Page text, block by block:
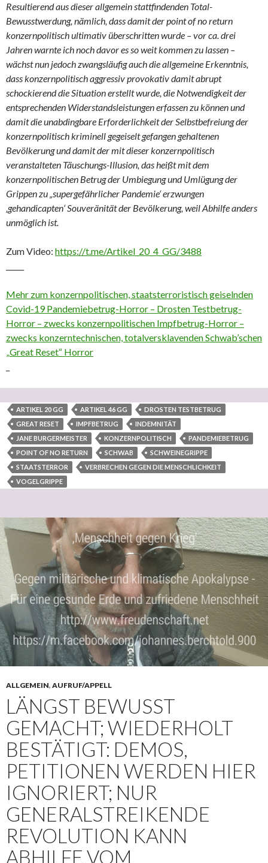
Resultierend aus dieser allgemein stattfindenden Total-
Bewusstwerdung, nämlich, dass damit der point of no return
konzernpolitisch ultimativ überschritten wurde – vor ca. drei
Jahren warnte ich noch davor es so weit kommen zu lassen –
wächst nun jedoch zwangsläufig auch die allgemeine Erkenntnis,
dass konzernpolitisch aggressiv provokativ damit abrupt
schockierend die Situation erstellt wurde, die Notwendigkeit der
entsprechenden Widerstandsleistungen erfassen zu können und
damit die unabdingbare Erforderlichkeit der Selbstbefreiung der
konzernpolitisch kriminell gegeiselt gefangen gehaltenen
Bevölkerung und damit der mit dieser konzernpolitisch
veranstalteten Täuschungs-Illusion, das heißt mit dem
konzernpolitischen Betrug der Umbiegung und Umlügung der
Grippen zu „supergefährlicher Pandemie‘ erzwungen
‚gehandicapten‘ Souveränität der Bevölkerung, weil Abhilfe anders
unmöglich ist.
Zum Video: https://t.me/Artikel_20_4_GG/3488
Mehr zum konzernpolitischen, staatsterroristisch geiselnden
Covid-19 Pandemiebetrug-Horror – Drosten Testbetrug-
Horror – zwecks konzernpolitischen Impfbetrug-Horror –
zwecks konzerntechnischen, totalversklavenden Schwab’schen
„Great Reset“ Horror
ARTIKEL 20 GG ARTIKEL 46 GG
DROSTEN TESTBETRUG
GREAT RESET
IMPFBETRUG
INDEMNITÄT
JANE BURGERMEISTER
KONZERNPOLITISCH
PANDEMIEBETRUG
POINT OF NO RETURN
SCHWAB
SCHWEINEGRIPPE
STAATSTERROR
VERBRECHEN GEGEN DIE MENSCHLICHKEIT
VOGELGRIPPE
ALLGEMEIN, AUFRUF/APPELL
LÄNGST BEWUSST
GEMACHT; WIEDERHOLT
BESTÄTIGT: DEMOS,
PETITIONEN WERDEN HIER
IGNORIERT; NUR
GENERALSTREIKENDE
REVOLUTION KANN
ABHILFE VOM